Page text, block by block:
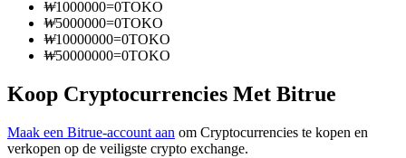
Informatie
Big data-analyse inclusief handelsinformatie, enz.
₩1000000=0TOKO
₩5000000=0TOKO
₩10000000=0TOKO
₩50000000=0TOKO
Koop Cryptocurrencies Met Bitrue
Maak een Bitrue-account aan om Cryptocurrencies te kopen en
verkopen op de veiligste crypto exchange.